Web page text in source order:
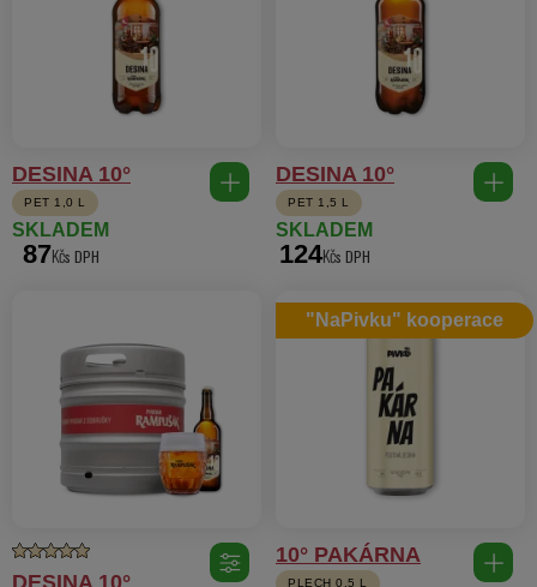
DESINA 10°
PET 1,0 L
87Kč
SKLADEM
DESINA 10°
PET 1,5 L
124Kč
SKLADEM
"NaPivku" kooperace
10° PAKÁRNA
PLECH 0,5 L